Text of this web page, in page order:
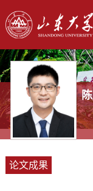
论文成果